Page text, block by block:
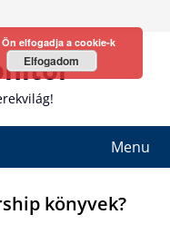
Menu
könyvek?
elfogadja a cookie-k
Elfogadom